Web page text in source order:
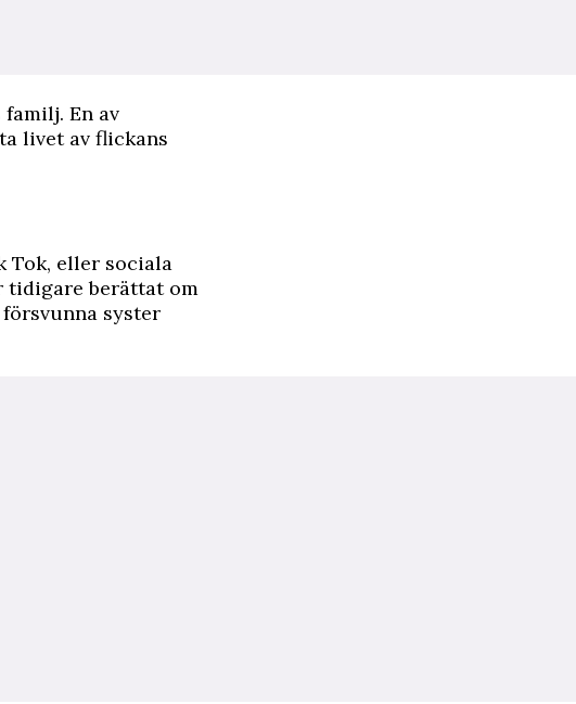
En av
livet av flickans
Tok, eller sociala
tidigare berättat om
syster